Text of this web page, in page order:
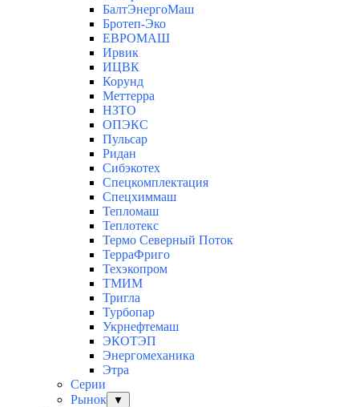
БалтЭнергоМаш
Бротеп-Эко
ЕВРОМАШ
Ирвик
ИЦВК
Корунд
Меттерра
НЗТО
ОПЭКС
Пульсар
Ридан
Сибэкотех
Спецкомплектация
Спецхиммаш
Тепломаш
Теплотекс
Термо Северный Поток
ТерраФриго
Техэкопром
ТМИМ
Тригла
Турбопар
Укрнефтемаш
ЭКОТЭП
Энергомеханика
Этра
Серии
Рынок
▼